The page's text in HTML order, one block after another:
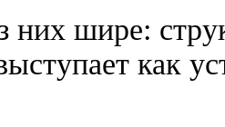
них шире:
как